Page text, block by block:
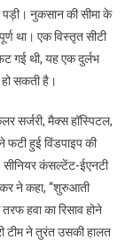
नुकसान की सीमा के
था। एक विस्तृत सीटी
गई थी, यह एक दुर्लभ
सकती है।
सर्जरी, मैक्स हॉस्पिटल,
फटी हुई विंडपाइप की
सीनियर कंसल्टेंट-ईएनटी
ने कहा, “शुरुआती
हवा का रिसाव होने
टीम ने तुरंत उसकी हालत